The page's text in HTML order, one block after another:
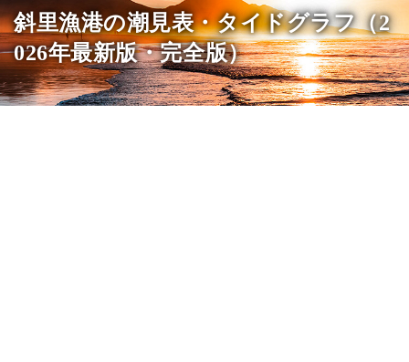
斜里漁港の潮見表・タイドグラフ（2
026年最新版・完全版）